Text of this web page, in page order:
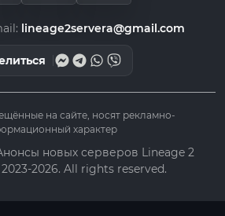
lineage2servera@gmail.com
на сайте, носят рекламно-
характер
новых серверов Lineage 2
2026. All rights reserved.